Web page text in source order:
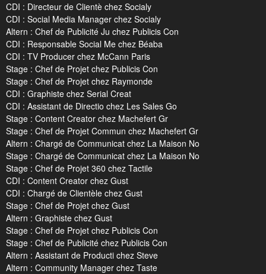
CDI : Directeur de Clientè chez Socialy
CDI : Social Media Manager chez Socialy
Altern : Chef de Publicité Ju chez Publicis Con
CDI : Responsable Social Me chez Béaba
CDI : TV Producer chez McCann Paris
Stage : Chef de Projet chez Publicis Con
Stage : Chef de Projet chez Raymonde
CDI : Graphiste chez Serial Creat
CDI : Assistant de Directio chez Les Sales Go
Stage : Content Creator chez Machefert Gr
Stage : Chef de Projet Commun chez Machefert Gr
Altern : Chargé de Communicat chez La Maison No
Stage : Chargé de Communicat chez La Maison No
Stage : Chef de Projet 360 chez Tactile
CDI : Content Creator chez Gust
CDI : Chargé de Clientèle chez Gust
Stage : Chef de Projet chez Gust
Altern : Graphiste chez Gust
Stage : Chef de Projet chez Publicis Con
Stage : Chef de Publicité chez Publicis Con
Altern : Assistant de Producti chez Steve
Altern : Community Manager chez Taste